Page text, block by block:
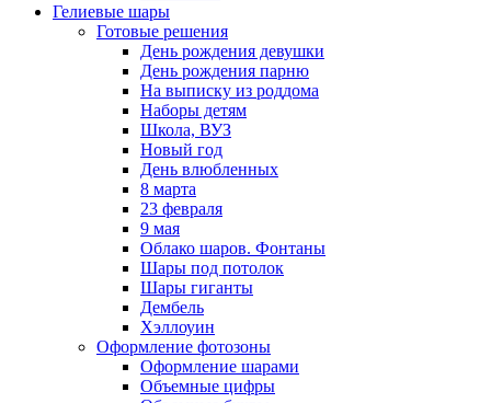
Гелиевые шары
Готовые решения
День рождения девушки
День рождения парню
На выписку из роддома
Наборы детям
Школа, ВУЗ
Новый год
День влюбленных
8 марта
23 февраля
9 мая
Облако шаров. Фонтаны
Шары под потолок
Шары гиганты
Дембель
Хэллоуин
Оформление фотозоны
Оформление шарами
Объемные цифры